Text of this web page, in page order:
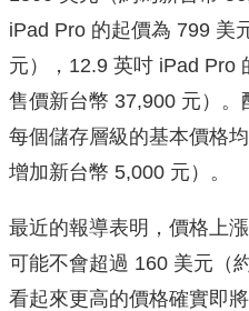
iPad Pro 的起價為 799 美
元），12.9 英吋 iPad Pro
售價新台幣 37,900 元）。
每個儲存層級的基本價格
增加新台幣 5,000 元）。
最近的報導表明，價格上
可能不會超過 160 美元（
看起來更高的價格確實即將